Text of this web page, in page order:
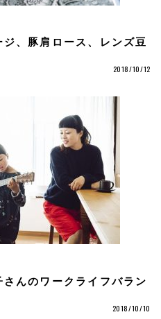
、豚肩ロース、レンズ豆
2018/10/12
んのワークライフバラン
2018/10/10